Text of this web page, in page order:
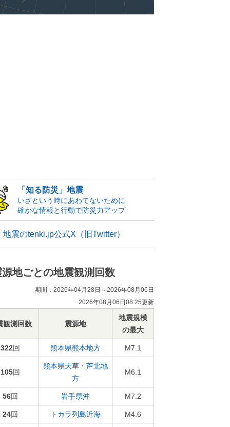
「知る防災」地震
いざという時にあわてないために
確かな情報と行動で防災力アップ
地震のtenki.jp公式X（旧Twitter）
源地ごとの地震観測回数
期間：2026年04月28日～2026年08月06日
2026年08月06日08:25更新
観測回数 震源地
地震規模
の最大
322回 熊本県熊本地方 M7.1
105回
熊本県天草・芦北地
方
M6.1
56回 岩手県沖 M7.2
24回 トカラ列島近海 M4.6